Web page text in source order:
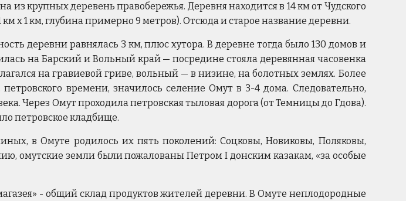
крупных деревень правобережья. Деревня находится в 14 км от Чудского
км х 1 км, глубина примерно 9 метров). Отсюда и старое название деревни.
деревни равнялась 3 км, плюс хутора. В деревне тогда было 130 домов и
на Барский и Вольный край — посредине стояла деревянная часовенка
на гравиевой гриве, вольный — в низине, на болотных землях. Более
времени, значилось селение Омут в 3-4 дома. Следовательно,
Через Омут проходила петровская тыловая дорога (от Темницы до Гдова).
петровское кладбище.
в Омуте родилось их пять поколений: Соцковы, Новиковы, Поляковы,
омутские земли были пожалованы Петром I донским казакам, «за особые
- общий склад продуктов жителей деревни. В Омуте неплодородные